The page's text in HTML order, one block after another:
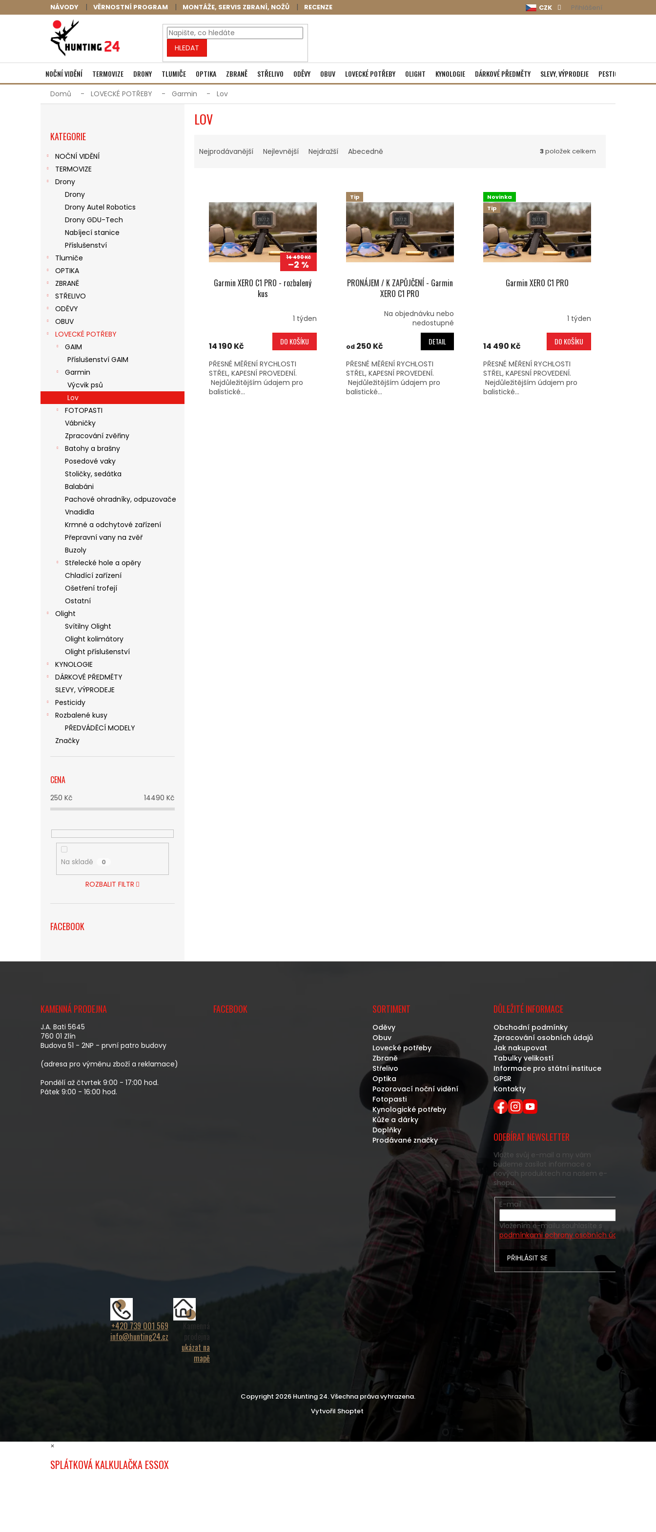
na
NÁVODY VĚRNOSTNÍ PROGRAM MONTÁŽE, SERVIS ZBRANÍ, NOŽŮ RECENZE CZK Přihlášení
HLEDAT
NÁKUPNÍ
KOŠÍK
Prázdný košík
NOČNÍ VIDĚNÍ TERMOVIZE DRONY TLUMIČE OPTIKA ZBRANĚ STŘELIVO ODĚVY OBUV LOVECKÉ POTŘEBY OLIGHT KYNOLOGIE DÁRKOVÉ PŘEDMĚTY SLEVY, VÝPRODEJE PESTICIDY
Domů LOVECKÉ POTŘEBY Garmin Lov
P
kategorie
KATEGORIE
NOČNÍ VIDĚNÍ
TERMOVIZE
Drony
Drony
Drony Autel Robotics
Drony GDU-Tech
Nabíjecí stanice
Příslušenství
Tlumiče
OPTIKA
ZBRANĚ
STŘELIVO
ODĚVY
OBUV
LOVECKÉ POTŘEBY
GAIM
Příslušenství GAIM
Garmin
Výcvik psů
Lov
FOTOPASTI
Vábničky
Zpracování zvěřiny
Batohy a brašny
Posedové vaky
Stoličky, sedátka
Balabáni
Pachové ohradníky, odpuzovače
Vnadidla
Krmné a odchytové zařízení
Přepravní vany na zvěř
Buzoly
Střelecké hole a opěry
Chladící zařízení
Ošetření trofejí
Ostatní
Olight
Svítilny Olight
Olight kolimátory
Olight příslušenství
KYNOLOGIE
DÁRKOVÉ PŘEDMĚTY
SLEVY, VÝPRODEJE
Pesticidy
Rozbalené kusy
PŘEDVÁDĚCÍ MODELY
Značky
CENA
250 Kč 14490 Kč
Na skladě 0
ROZBALIT FILTR
FACEBOOK
LOV
Nejprodávanější Nejlevnější Nejdražší Abecedně 3položek celkem
14 490 Kč
–2 %
Garmin XERO C1 PRO - rozbalený
kus
1 týden
14 190 Kč DO KOŠÍKU
PŘESNÉ MĚŘENÍ RYCHLOSTI
STŘEL, KAPESNÍ PROVEDENÍ.
Nejdůležitějším údajem pro
balistické...
Tip
PRONÁJEM / K ZAPŮJČENÍ - Garmin
XERO C1 PRO
Na objednávku nebo
nedostupné
od250 Kč DETAIL
PŘESNÉ MĚŘENÍ RYCHLOSTI
STŘEL, KAPESNÍ PROVEDENÍ.
Nejdůležitějším údajem pro
balistické...
Novinka
Tip
Garmin XERO C1 PRO
1 týden
14 490 Kč DO KOŠÍKU
PŘESNÉ MĚŘENÍ RYCHLOSTI
STŘEL, KAPESNÍ PROVEDENÍ.
Nejdůležitějším údajem pro
balistické...
KAMENNÁ PRODEJNA
J.A. Bati 5645
760 01 Zlín
Budova 51 - 2NP - první patro budovy
(adresa pro výměnu zboží a reklamace)
Pondělí až čtvrtek 9:00 - 17:00 hod.
Pátek 9:00 - 16:00 hod.
FACEBOOK SORTIMENT
Oděvy
Obuv
Lovecké potřeby
Zbraně
Střelivo
Optika
Pozorovací noční vidění
Fotopasti
Kynologické potřeby
Kůže a dárky
Doplňky
Prodávané značky
DŮLEŽITÉ INFORMACE
Obchodní podmínky
Zpracování osobních údajů
Jak nakupovat
Tabulky velikostí
Informace pro státní instituce
GPSR
Kontakty
ODEBÍRAT NEWSLETTER
Vložte svůj e-mail a my vám
budeme zasílat informace o
nových produktech na našem e-
shopu.
E-mail
Vložením e-mailu souhlasíte s
podmínkami ochrany osobních údajů
PŘIHLÁSIT SE
+420 739 001 569
info@hunting24.cz
Kamenná
prodejna
ukázat na
mapě
Vytvořil Shoptet
Copyright 2026 Hunting 24. Všechna práva vyhrazena.
×
SPLÁTKOVÁ KALKULAČKA ESSOX